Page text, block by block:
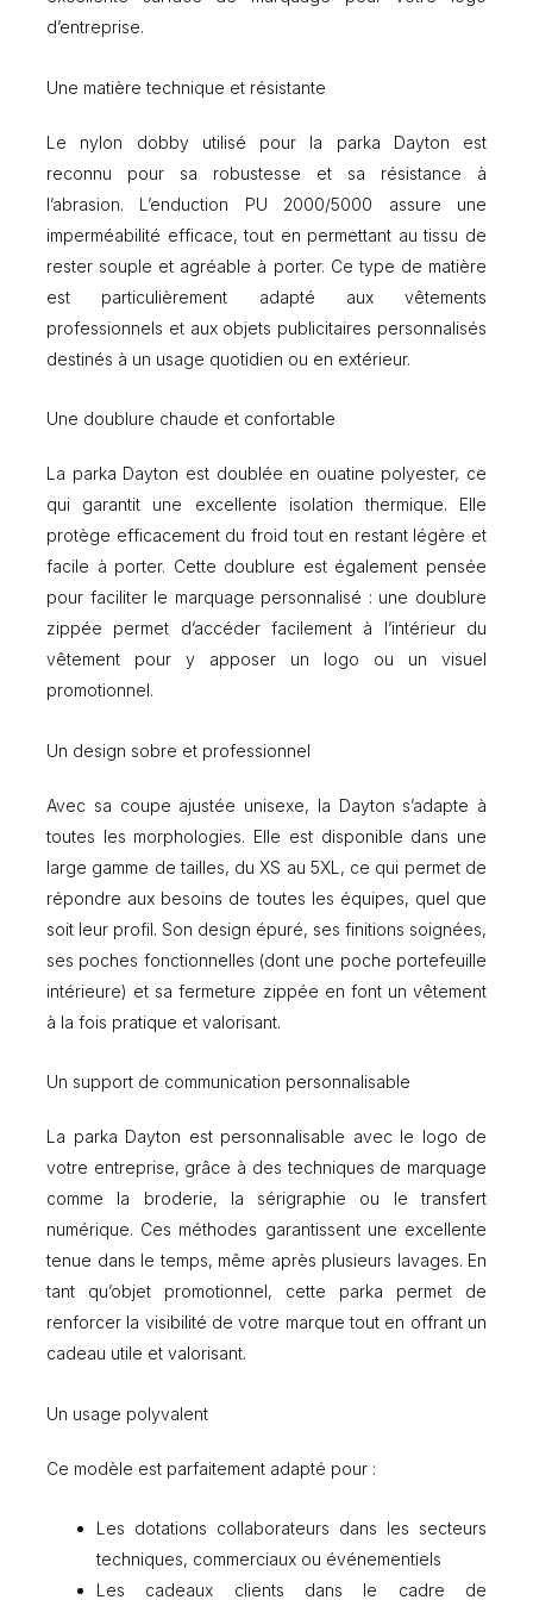
d’entreprise.
Une matière technique et résistante
Le nylon dobby utilisé pour la parka Dayton est
reconnu pour sa robustesse et sa résistance à
l’abrasion. L’enduction PU 2000/5000 assure une
imperméabilité efficace, tout en permettant au tissu de
rester souple et agréable à porter. Ce type de matière
est particulièrement adapté aux vêtements
professionnels et aux objets publicitaires personnalisés
destinés à un usage quotidien ou en extérieur.
Une doublure chaude et confortable
La parka Dayton est doublée en ouatine polyester, ce
qui garantit une excellente isolation thermique. Elle
protège efficacement du froid tout en restant légère et
facile à porter. Cette doublure est également pensée
pour faciliter le marquage personnalisé : une doublure
zippée permet d’accéder facilement à l’intérieur du
vêtement pour y apposer un logo ou un visuel
promotionnel.
Un design sobre et professionnel
Avec sa coupe ajustée unisexe, la Dayton s’adapte à
toutes les morphologies. Elle est disponible dans une
large gamme de tailles, du XS au 5XL, ce qui permet de
répondre aux besoins de toutes les équipes, quel que
soit leur profil. Son design épuré, ses finitions soignées,
ses poches fonctionnelles (dont une poche portefeuille
intérieure) et sa fermeture zippée en font un vêtement
à la fois pratique et valorisant.
Un support de communication personnalisable
La parka Dayton est personnalisable avec le logo de
votre entreprise, grâce à des techniques de marquage
comme la broderie, la sérigraphie ou le transfert
numérique. Ces méthodes garantissent une excellente
tenue dans le temps, même après plusieurs lavages. En
tant qu’objet promotionnel, cette parka permet de
renforcer la visibilité de votre marque tout en offrant un
cadeau utile et valorisant.
Un usage polyvalent
Ce modèle est parfaitement adapté pour :
Les dotations collaborateurs dans les secteurs
techniques, commerciaux ou événementiels
Les cadeaux clients dans le cadre de